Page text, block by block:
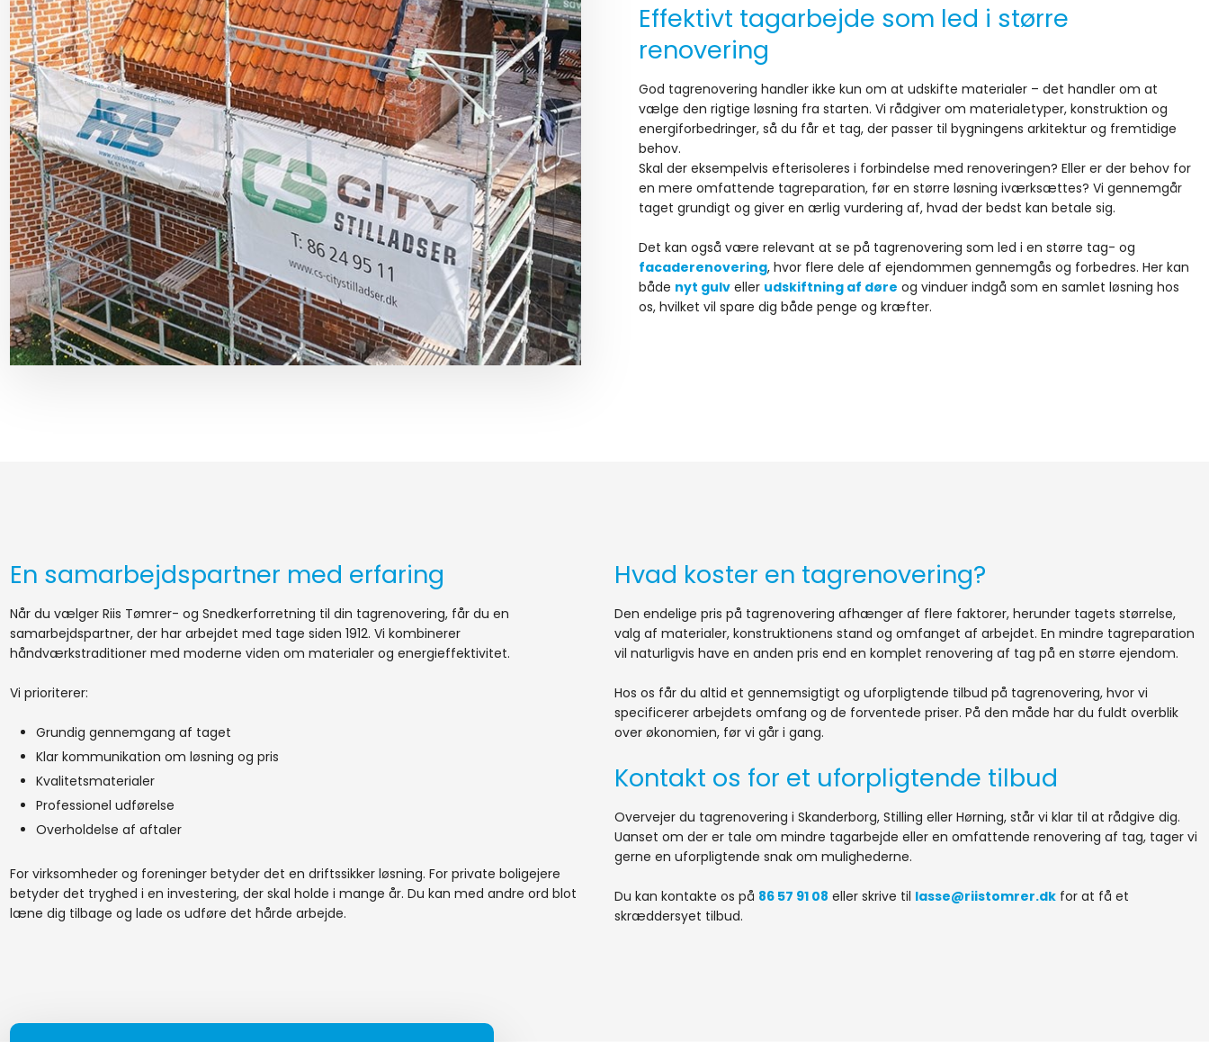
Effektivt tagarbejde som led i større
renovering
God tagrenovering handler ikke kun om at udskifte materialer – det handler om at
vælge den rigtige løsning fra starten. Vi rådgiver om materialetyper, konstruktion og
energiforbedringer, så du får et tag, der passer til bygningens arkitektur og fremtidige
behov.
Skal der eksempelvis efterisoleres i forbindelse med renoveringen? Eller er der behov for
en mere omfattende tagreparation, før en større løsning iværksættes? Vi gennemgår
taget grundigt og giver en ærlig vurdering af, hvad der bedst kan betale sig.
Det kan også være relevant at se på tagrenovering som led i en større tag- og
facaderenovering, hvor flere dele af ejendommen gennemgås og forbedres. Her kan
både nyt gulv eller udskiftning af døre og vinduer indgå som en samlet løsning hos
os, hvilket vil spare dig både penge og kræfter.
En samarbejdspartner med erfaring
Når du vælger Riis Tømrer- og Snedkerforretning til din tagrenovering, får du en
samarbejdspartner, der har arbejdet med tage siden 1912. Vi kombinerer
håndværkstraditioner med moderne viden om materialer og energieffektivitet.
Vi prioriterer:
Grundig gennemgang af taget
​Klar kommunikation om løsning og pris
​Kvalitetsmaterialer
​Professionel udførelse
​Overholdelse af aftaler
For virksomheder og foreninger betyder det en driftssikker løsning. For private boligejere
betyder det tryghed i en investering, der skal holde i mange år. Du kan med andre ord blot
læne dig tilbage og lade os udføre det hårde arbejde.
Hvad koster en tagrenovering?
Den endelige pris på tagrenovering afhænger af flere faktorer, herunder tagets størrelse,
valg af materialer, konstruktionens stand og omfanget af arbejdet. En mindre tagreparation
vil naturligvis have en anden pris end en komplet renovering af tag på en større ejendom.
Hos os får du altid et gennemsigtigt og uforpligtende tilbud på tagrenovering, hvor vi
specificerer arbejdets omfang og de forventede priser. På den måde har du fuldt overblik
over økonomien, før vi går i gang.
Kontakt os for et uforpligtende tilbud
Overvejer du tagrenovering i Skanderborg, Stilling eller Hørning, står vi klar til at rådgive dig.
Uanset om der er tale om mindre tagarbejde eller en omfattende renovering af tag, tager vi
gerne en uforpligtende snak om mulighederne.
Du kan kontakte os på 86 57 91 08 eller skrive til lasse@riistomrer.dkfor at få et
skræddersyet tilbud.